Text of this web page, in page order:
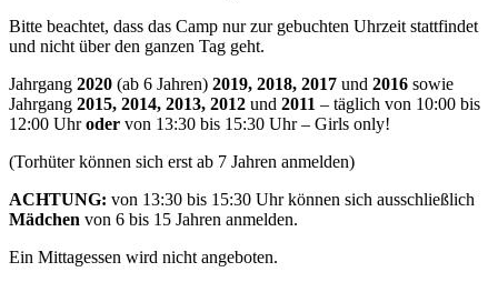
Bitte beachtet, dass das Camp nur zur gebuchten Uhrzeit stattfindet
und nicht über den ganzen Tag geht.
Jahrgang 2020 (ab 6 Jahren) 2019, 2018, 2017 und 2016 sowie
Jahrgang 2015, 2014, 2013, 2012 und 2011 – täglich von 10:00 bis
12:00 Uhroder von 13:30 bis 15:30 Uhr – Girls only!
(Torhüter können sich erst ab 7 Jahren anmelden)
ACHTUNG: von 13:30 bis 15:30 Uhr können sich ausschließlich
Mädchen von 6 bis 15 Jahren anmelden.
Ein Mittagessen wird nicht angeboten.